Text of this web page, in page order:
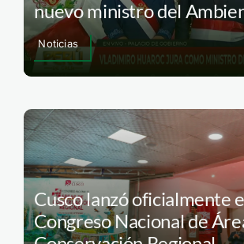
nuevo ministro del
Noticias
Cusco lanzó oficialmente
Congreso Nacional de